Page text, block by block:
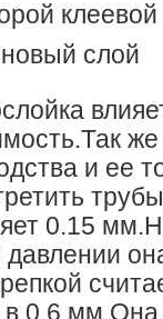
клеевой
слой
и ее
0.15
0.6 мм.Она